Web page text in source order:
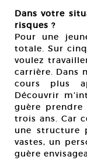
Dans votre
risques ?
Pour une
totale. Sur
voulez
carrière. Dans
cours plus
Découvrir
guère
trois ans. Car
une structure
vastes, un
guère